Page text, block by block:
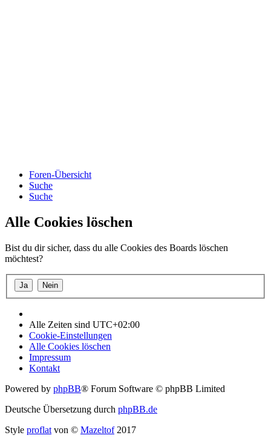
Foren-Übersicht
Suche
Suche
Alle Cookies löschen
Bist du dir sicher, dass du alle Cookies des Boards löschen
möchtest?
Alle Zeiten sind UTC+02:00
Cookie-Einstellungen
Alle Cookies löschen
Impressum
Kontakt
Powered by phpBB® Forum Software © phpBB Limited
Deutsche Übersetzung durch phpBB.de
Style proflat von © Mazeltof2017